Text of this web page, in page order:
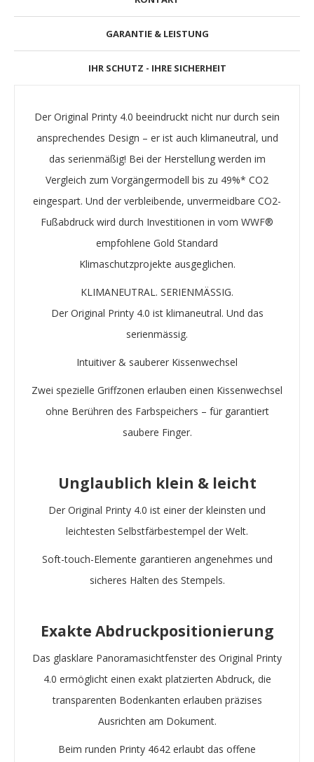
GARANTIE & LEISTUNG
IHR SCHUTZ - IHRE SICHERHEIT
Der Original Printy 4.0 beeindruckt nicht nur durch sein
ansprechendes Design – er ist auch klimaneutral, und
das serienmäßig! Bei der Herstellung werden im
Vergleich zum Vorgängermodell bis zu 49%* CO2
eingespart. Und der verbleibende, unvermeidbare CO2-
Fußabdruck wird durch Investitionen in vom WWF®
empfohlene Gold Standard
Klimaschutzprojekte ausgeglichen.
KLIMANEUTRAL. SERIENMÄSSIG.
Der Original Printy 4.0 ist klimaneutral. Und das
serienmässig.
Intuitiver & sauberer Kissenwechsel
Zwei spezielle Griffzonen erlauben einen Kissenwechsel
ohne Berühren des Farbspeichers – für garantiert
saubere Finger.
Unglaublich klein & leicht
Der Original Printy 4.0 ist einer der kleinsten und
leichtesten Selbstfärbestempel der Welt.
Soft-touch-Elemente garantieren angenehmes und
sicheres Halten des Stempels.
Exakte Abdruckpositionierung
Das glasklare Panoramasichtfenster des Original Printy
4.0 ermöglicht einen exakt platzierten Abdruck, die
transparenten Bodenkanten erlauben präzises
Ausrichten am Dokument.
Beim runden Printy 4642 erlaubt das offene